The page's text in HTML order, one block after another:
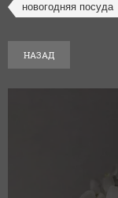
новогодняя посуда
НАЗАД